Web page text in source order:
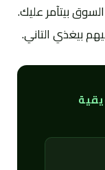
بيتآمر عليك.
بيغذي التاني.